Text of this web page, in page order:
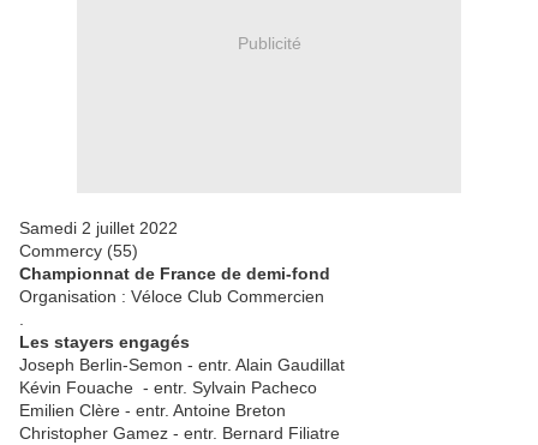
Publicité
Samedi 2 juillet 2022
Commercy (55)
Championnat de France de demi-fond
Organisation : Véloce Club Commercien
Les stayers engagés
Joseph Berlin-Semon - entr. Alain Gaudillat
Kévin Fouache - entr. Sylvain Pacheco
Emilien Clère - entr. Antoine Breton
Christopher Gamez - entr. Bernard Filiatre